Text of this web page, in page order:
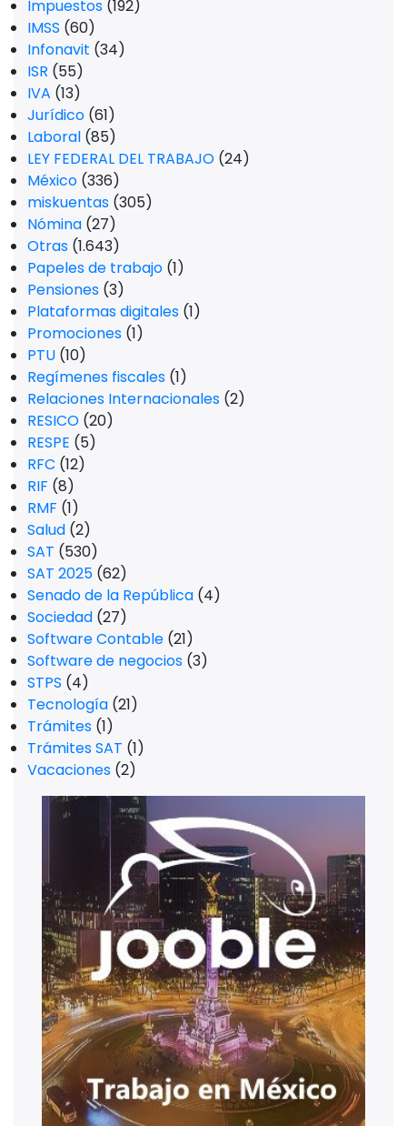
Impuestos (192)
IMSS (60)
Infonavit (34)
ISR (55)
IVA (13)
Jurídico (61)
Laboral (85)
LEY FEDERAL DEL TRABAJO (24)
México (336)
miskuentas (305)
Nómina (27)
Otras (1.643)
Papeles de trabajo (1)
Pensiones (3)
Plataformas digitales (1)
Promociones (1)
PTU (10)
Regímenes fiscales (1)
Relaciones Internacionales (2)
RESICO (20)
RESPE (5)
RFC (12)
RIF (8)
RMF (1)
Salud (2)
SAT (530)
SAT 2025 (62)
Senado de la República (4)
Sociedad (27)
Software Contable (21)
Software de negocios (3)
STPS (4)
Tecnología (21)
Trámites (1)
Trámites SAT (1)
Vacaciones (2)